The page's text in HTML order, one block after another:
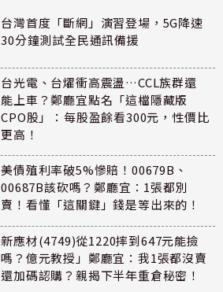
台灣首度「斷網」演習登場，5G降速
30分鐘測試全民通訊備援
台光電、台燿衝高震盪…CCL族群還
能上車？鄭廳宜點名「這檔隱藏版
CPO股」：每股盈餘看300元，性價比
更高！
美債殖利率破5%慘賠！00679B、
00687B該砍嗎？鄭廳宜：1張都別
賣！看懂「這關鍵」錢是等出來的！
新應材(4749)從1220摔到647元能撿
嗎？億元教授」鄭廳宜：我1張都沒賣
還加碼認購？親揭下半年重倉秘密！